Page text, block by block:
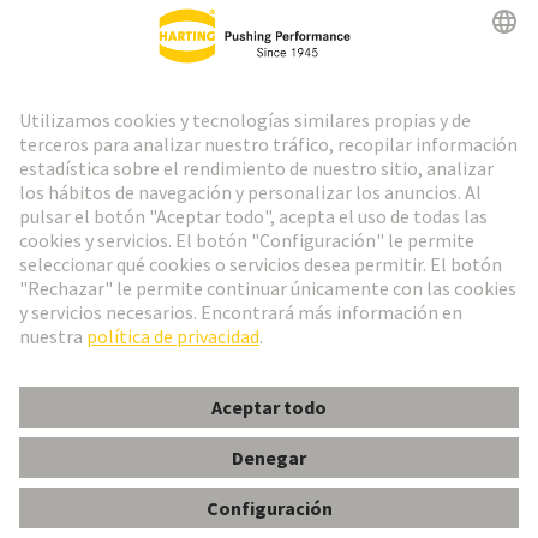
Ir al registro
Social Media
España Español
© Grupo Tecnológico HARTING
ImprintPolítica de privacidad
Configuración de cookies
Información al cliente